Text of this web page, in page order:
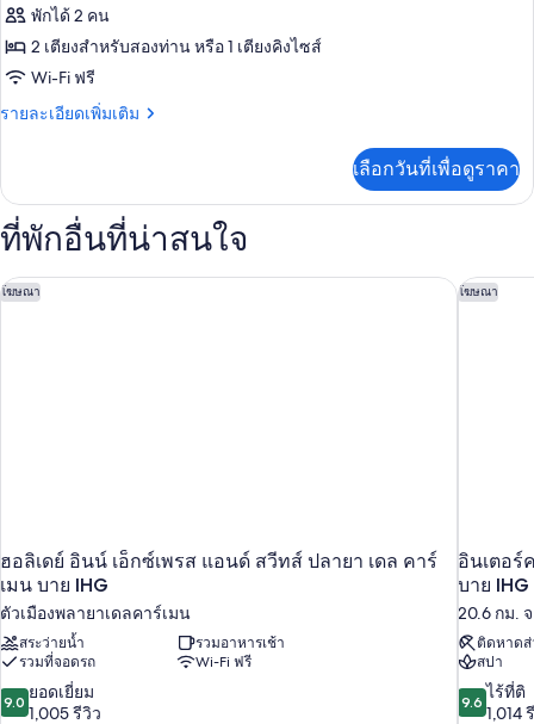
Privilege
Junior
Suite
View
พักได้ 2 คน
2 เตียงสำหรับสองท่าน หรือ 1 เตียงคิงไซส์
Wi-Fi ฟรี
รายละเอียดเพิ่มเติม
ราย
เกี่ยว
กับ
Privilege
Suite
Ocean
เลือกวันที่เพื่อดูราคา
ที่พักอื่นที่น่าสนใจ
โฆษณา
ฮอลิเดย์ อินน์ เอ็กซ์เพรส แอนด์ สวีทส์ ปลายา เดล คาร์
เมน บาย IHG
ตัวเมืองพลายาเดลคาร์เมน
สระว่ายน้ำ
รวมอาหารเช้า
รวมที่จอดรถ
Wi-Fi ฟรี
9.0
จาก
9.0 ยอดเยี่ยม
1,005 รีวิว
ฮอลิเดย์ อินน์ เอ็กซ์เพรส แอนด์ สวีทส์ ปลายา เดล คาร์เมน บาย
โฆษณา
อินเตอร์
บาย IHG
20.6 กม.
ติดหาด
สปา
9.6
จาก
9.6 ไร้ที่ติ
1,014
อินเตอร์